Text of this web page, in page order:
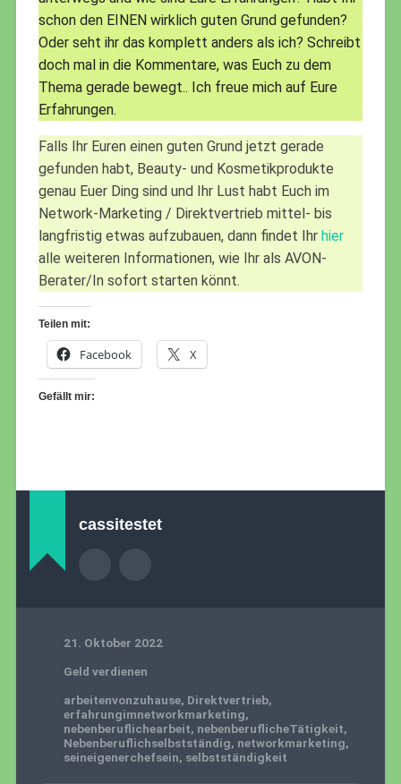
schon den EINEN wirklich guten Grund gefunden?
Oder seht ihr das komplett anders als ich? Schreibt
doch mal in die Kommentare, was Euch zu dem
Thema gerade bewegt.. Ich freue mich auf Eure
Erfahrungen.
Falls Ihr Euren einen guten Grund jetzt gerade
gefunden habt, Beauty- und Kosmetikprodukte
genau Euer Ding sind und Ihr Lust habt Euch im
Network-Marketing / Direktvertrieb mittel- bis
langfristig etwas aufzubauen, dann findet Ihr hier
alle weiteren Informationen, wie Ihr als AVON-
Berater/In sofort starten könnt.
Teilen mit:
Facebook X
Gefällt mir:
cassitestet
21. Oktober 2022
Geld verdienen
arbeitenvonzuhause, Direktvertrieb,
erfahrungimnetworkmarketing,
nebenberuflichearbeit, nebenberuflicheTätigkeit,
Nebenberuflichselbstständig, networkmarketing,
seineigenerchefsein, selbstständigkeit